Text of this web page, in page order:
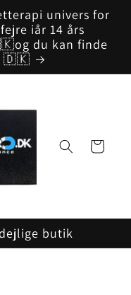
univers for
iår 14 års
du kan finde
🇩🇰
Indkøbskurv
butik